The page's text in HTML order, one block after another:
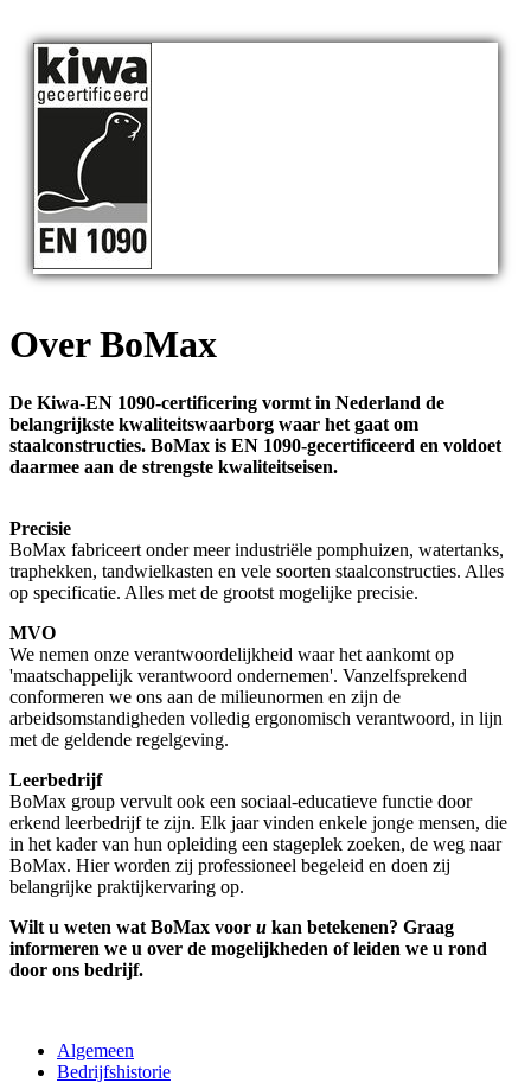
Over BoMax
De Kiwa-EN 1090-certificering vormt in Nederland de
belangrijkste kwaliteitswaarborg waar het gaat om
staalconstructies. BoMax is EN 1090-gecertificeerd en voldoet
daarmee aan de strengste kwaliteitseisen.
Precisie
BoMax fabriceert onder meer industriële pomphuizen, watertanks,
traphekken, tandwielkasten en vele soorten staalconstructies. Alles
op specificatie. Alles met de grootst mogelijke precisie.
MVO
We nemen onze verantwoordelijkheid waar het aankomt op
'maatschappelijk verantwoord ondernemen'. Vanzelfsprekend
conformeren we ons aan de milieunormen en zijn de
arbeidsomstandigheden volledig ergonomisch verantwoord, in lijn
met de geldende regelgeving.
Leerbedrijf
BoMax group vervult ook een sociaal-educatieve functie door
erkend leerbedrijf te zijn. Elk jaar vinden enkele jonge mensen, die
in het kader van hun opleiding een stageplek zoeken, de weg naar
BoMax. Hier worden zij professioneel begeleid en doen zij
belangrijke praktijkervaring op.
Wilt u weten wat BoMax voor u kan betekenen? Graag
informeren we u over de mogelijkheden of leiden we u rond
door ons bedrijf.
Algemeen
Bedrijfshistorie